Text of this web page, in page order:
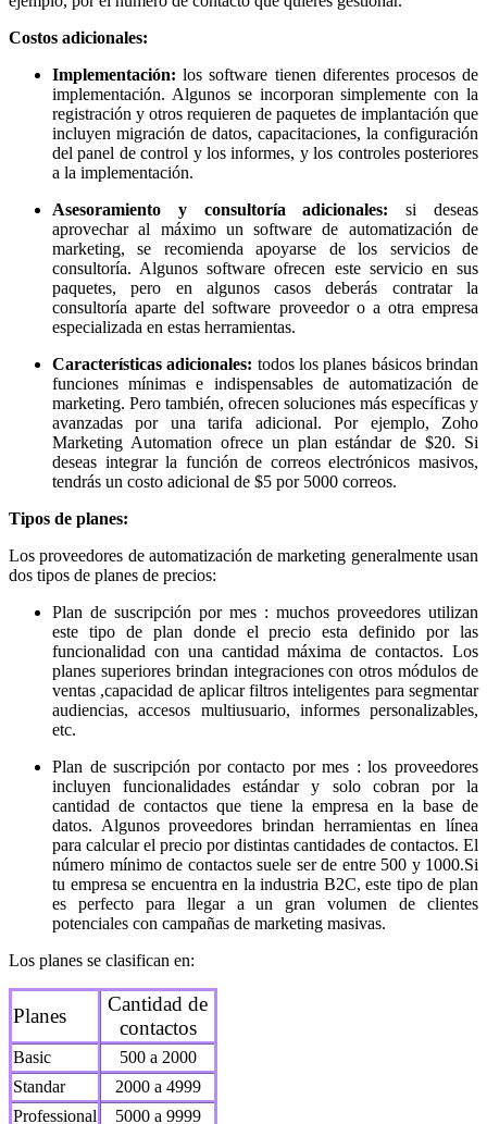
Costos adicionales:
Implementación:los software tienen diferentes procesos de
implementación. Algunos se incorporan simplemente con la
registración y otros requieren de paquetes de implantación que
incluyen migración de datos, capacitaciones, la configuración
del panel de control y los informes, y los controles posteriores
a la implementación.
Asesoramiento y consultoría adicionales: si deseas
aprovechar al máximo un software de automatización de
marketing, se recomienda apoyarse de los servicios de
consultoría. Algunos software ofrecen este servicio en sus
paquetes, pero en algunos casos deberás contratar la
consultoría aparte del software proveedor o a otra empresa
especializada en estas herramientas.
Características adicionales: todos los planes básicos brindan
funciones mínimas e indispensables de automatización de
marketing. Pero también, ofrecen soluciones más específicas y
avanzadas por una tarifa adicional. Por ejemplo, Zoho
Marketing Automation ofrece un plan estándar de $20. Si
deseas integrar la función de correos electrónicos masivos,
tendrás un costo adicional de $5 por 5000 correos.
Tipos de planes:
Los proveedores de automatización de marketing generalmente usan
dos tipos de planes de precios:
Plan de suscripción por mes : muchos proveedores utilizan
este tipo de plan donde el precio esta definido por las
funcionalidad con una cantidad máxima de contactos. Los
planes superiores brindan integraciones con otros módulos de
ventas ,capacidad de aplicar filtros inteligentes para segmentar
audiencias, accesos multiusuario, informes personalizables,
etc.
Plan de suscripción por contacto por mes : los proveedores
incluyen funcionalidades estándar y solo cobran por la
cantidad de contactos que tiene la empresa en la base de
datos. Algunos proveedores brindan herramientas en línea
para calcular el precio por distintas cantidades de contactos. El
número mínimo de contactos suele ser de entre 500 y 1000.Si
tu empresa se encuentra en la industria B2C, este tipo de plan
es perfecto para llegar a un gran volumen de clientes
potenciales con campañas de marketing masivas.
Los planes se clasifican en:
Planes
Cantidad de
contactos
Basic
500 a 2000
Standar
2000 a 4999
Professional
5000 a 9999